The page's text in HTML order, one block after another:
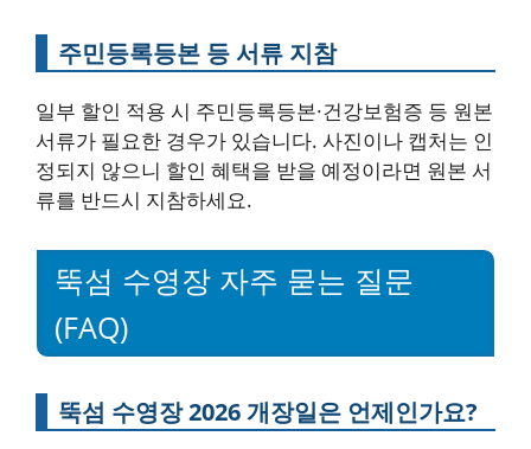
주민등록등본 등 서류 지참
일부 할인 적용 시 주민등록등본·건강보험증 등 원본
서류가 필요한 경우가 있습니다. 사진이나 캡처는 인
정되지 않으니 할인 혜택을 받을 예정이라면 원본 서
류를 반드시 지참하세요.
뚝섬 수영장 자주 묻는 질문
(FAQ)
뚝섬 수영장 2026 개장일은 언제인가요?